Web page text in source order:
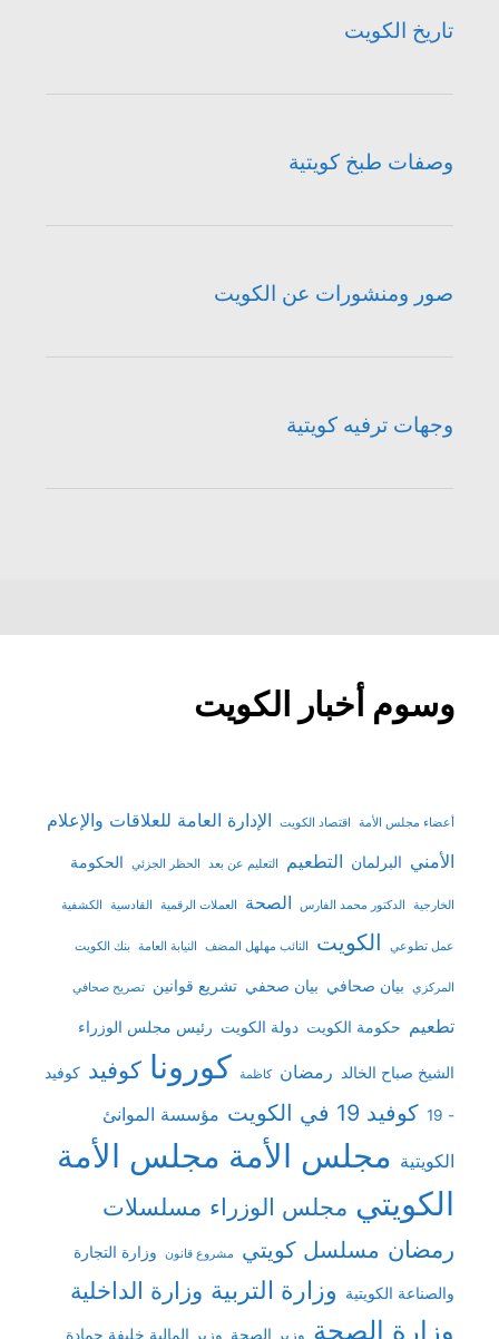
تاريخ الكويت
وصفات طبخ كويتية
صور ومنشورات عن الكويت
وجهات ترفيه كويتية
وسوم أخبار الكويت
أعضاء مجلس الأمة اقتصاد الكويت
الإدارة العامة للعلاقات والإعلام
الأمني البرلمان التطعيم التعليم عن بعد الحظر الجزئي الحكومة
الخارجية الدكتور محمد الفارس الصحة العملات الرقمية القادسية الكشفية
عمل تطوعي الكويت النائب مهلهل المضف النيابة العامة بنك الكويت
المركزي بيان صحافي بيان صحفي تشريع قوانين تصريح صحافي
تطعيم حكومة الكويت دولة الكويت رئيس مجلس الوزراء
الشيخ صباح الخالد رمضان كاظمة كورونا كوفيد كوفيد
- 19 كوفيد 19 في الكويت مؤسسة الموانئ
الكويتية مجلس الأمة مجلس الأمة
الكويتي مجلس الوزراء مسلسلات
رمضان مسلسل كويتي مشروع قانون وزارة التجارة
والصناعة الكويتية وزارة التربية وزارة الداخلية
وزارة الصحة وزير الصحة وزير المالية خليفة حمادة